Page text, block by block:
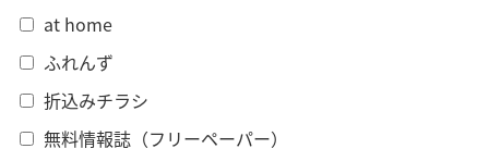
at home
ふれんず
折込みチラシ
無料情報誌（フリーペーパー）